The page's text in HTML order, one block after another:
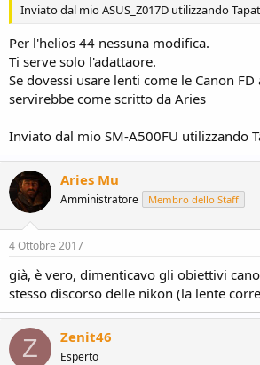
Inviato dal mio ASUS_Z017D utilizzando
Per l'helios 44 nessuna modifica.
Ti serve solo l'adattaore.
Se dovessi usare lenti come le Canon
servirebbe come scritto da Aries
Inviato dal mio SM-A500FU utilizzando
Aries Mu
Amministratore Membro dello Staff
4 Ottobre 2017
già, è vero, dimenticavo gli obiettivi
stesso discorso delle nikon (la lente
Z Zenit46
Esperto